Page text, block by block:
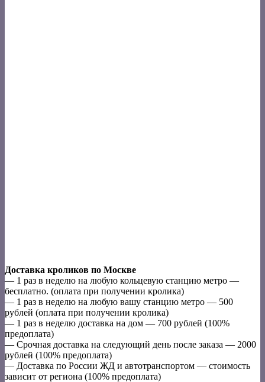
Доставка кроликов по Москве
— 1 раз в неделю на любую кольцевую станцию метро —
бесплатно. (оплата при получении кролика)
— 1 раз в неделю на любую вашу станцию метро — 500
рублей (оплата при получении кролика)
— 1 раз в неделю доставка на дом — 700 рублей (100%
предоплата)
— Срочная доставка на следующий день после заказа — 2000
рублей (100% предоплата)
— Доставка по России ЖД и автотранспортом — стоимость
зависит от региона (100% предоплата)